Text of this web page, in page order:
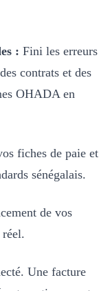
: Fini les erreurs
contrats et des
OHADA en
fiches de paie et
sénégalais.
de vos
réel.
Une facture